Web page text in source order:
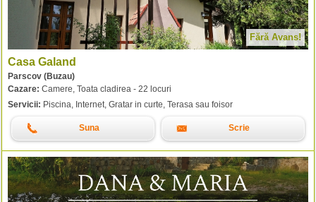
Fără Avans!
Casa Galand
Parscov (Buzau)
Cazare: Camere, Toata cladirea - 22 locuri
Servicii: Piscina, Internet, Gratar in curte, Terasa sau foisor
Suna Scrie